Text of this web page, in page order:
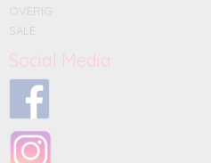
OVERIG
SALE
Social Media